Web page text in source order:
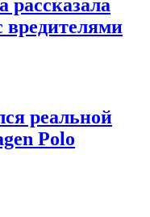
вредителями
реальной
Polo